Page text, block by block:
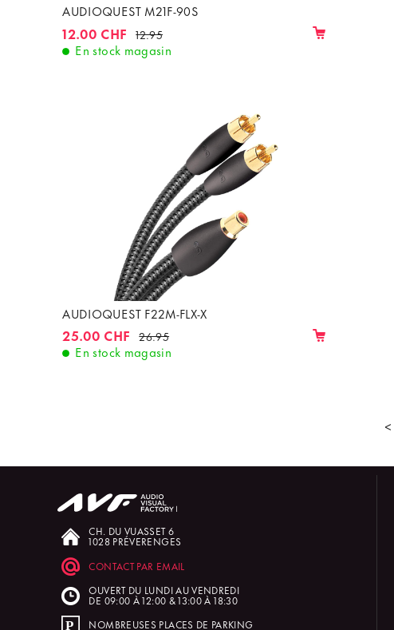
AUDIOQUEST M21F-90S
12.00 CHF 12.95
En stock magasin
AUDIOQUEST F22M-FLX-X
25.00 CHF 26.95
En stock magasin
<
CH. DU VUASSET 6
1028 PRÉVERENGES
CONTACT PAR EMAIL
OUVERT DU LUNDI AU VENDREDI
DE 09:00 À 12:00 & 13:00 À 18:30
NOMBREUSES PLACES DE PARKING